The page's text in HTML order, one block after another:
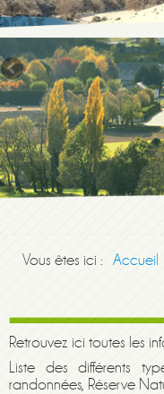
Vous êtes ici : Accueil
Retrouvez ici toutes les
Liste des différents
randonnées, Réserve